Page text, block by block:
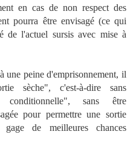
en cas de non respect des
pourra être envisagé (ce qui
de l'actuel sursis avec mise à
une peine d'emprisonnement, il
sèche", c'est-à-dire sans
sans être
pour permettre une sortie
gage de meilleures chances